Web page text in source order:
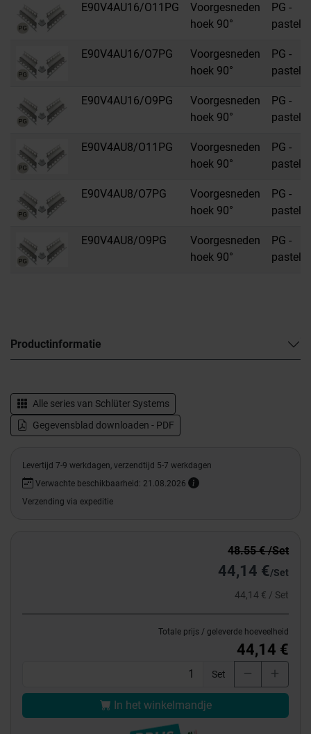
E90V4AU16/O11PG
Voorgesneden
hoek 90°
PG -
E90V4AU16/O7PG
Voorgesneden
hoek 90°
PG -
E90V4AU16/O9PG
Voorgesneden
hoek 90°
PG -
E90V4AU8/O11PG
Voorgesneden
hoek 90°
PG -
E90V4AU8/O7PG
Voorgesneden
hoek 90°
PG -
E90V4AU8/O9PG
Voorgesneden
hoek 90°
PG -
Productinformatie
Alle series van Schlüter Systems
Gegevensblad downloaden - PDF
Levertijd 7-9 werkdagen, verzendtijd 5-7 werkdagen
Verwachte beschikbaarheid: 21.08.2026
Verzending via expeditie
48.55 € /Set
44,14 €/Set
44,14 € / Set
Totale prijs / geleverde hoeveelheid
44,14 €
Set
In het winkelmandje